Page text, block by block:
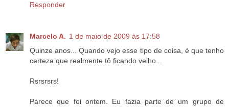
Responder
Marcelo A. 1 de maio de 2009 às 17:58
Quinze anos... Quando vejo esse tipo de coisa, é que tenho
certeza que realmente tô ficando velho...
Rsrsrsrs!
Parece que foi ontem. Eu fazia parte de um grupo de